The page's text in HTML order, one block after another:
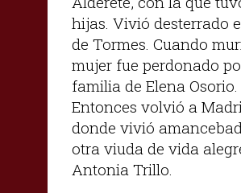
hijas. Vivió desterrado
de Tormes. Cuando
mujer fue perdonado
familia de Elena Osorio.
Entonces volvió a
donde vivió
otra viuda de vida
Antonia Trillo.